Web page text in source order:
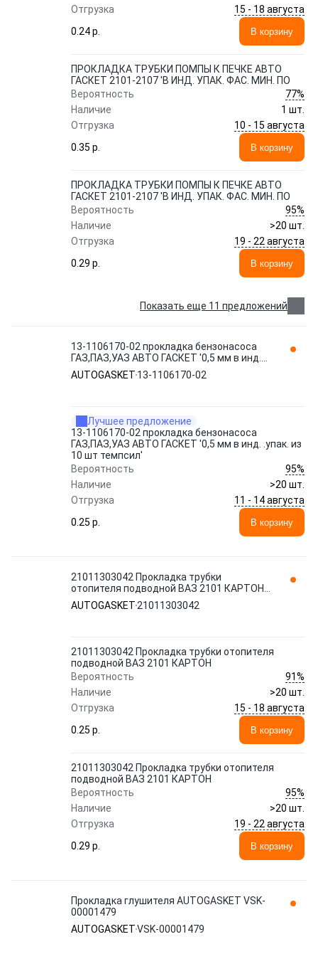
Отгрузка
15 - 18 августа
0.24 p.
В корзину
ПРОКЛАДКА ТРУБКИ ПОМПЫ К ПЕЧКЕ АВТО
ГАСКЕТ 2101-2107 'В ИНД. УПАК. ФАС. МИН. ПО
Вероятность
77%
Наличие
1 шт.
Отгрузка
10 - 15 августа
0.35 p.
В корзину
ПРОКЛАДКА ТРУБКИ ПОМПЫ К ПЕЧКЕ АВТО
ГАСКЕТ 2101-2107 'В ИНД. УПАК. ФАС. МИН. ПО
Вероятность
95%
Наличие
>20 шт.
Отгрузка
19 - 22 августа
0.29 p.
В корзину
Показать еще 11 предложений
13-1106170-02 прокладка бензонасоса
ГАЗ,ПАЗ,УАЗ АВТО ГАСКЕТ '0,5 мм в инд.
.упак. из 10 шт темпсил' AUTOGASKET
AUTOGASKET 13-1106170-02
Лучшее предложение
13-1106170-02 прокладка бензонасоса
ГАЗ,ПАЗ,УАЗ АВТО ГАСКЕТ '0,5 мм в инд. .упак. из
10 шт темпсил'
Вероятность
95%
Наличие
>20 шт.
Отгрузка
11 - 14 августа
0.25 p.
В корзину
21011303042 Прокладка трубки
отопителя подводной ВАЗ 2101 КАРТОН
AUTOGASKET
AUTOGASKET 21011303042
21011303042 Прокладка трубки отопителя
подводной ВАЗ 2101 КАРТОН
Вероятность
91%
Наличие
>20 шт.
Отгрузка
15 - 18 августа
0.25 p.
В корзину
21011303042 Прокладка трубки отопителя
подводной ВАЗ 2101 КАРТОН
Вероятность
95%
Наличие
>20 шт.
Отгрузка
19 - 22 августа
0.29 p.
В корзину
Прокладка глушителя AUTOGASKET VSK-
00001479
AUTOGASKETVSK-00001479